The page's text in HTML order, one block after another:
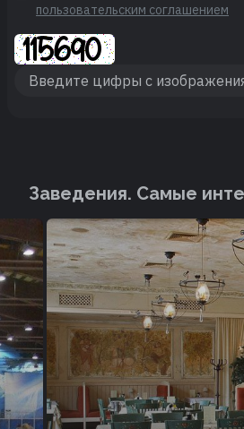
пользовательским соглашением
Заведения. Cамые